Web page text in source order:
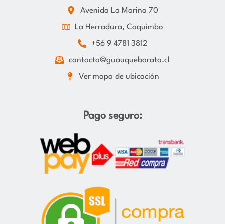
Avenida La Marina 70
La Herradura, Coquimbo
+56 9 4781 3812
contacto@guauquebarato.cl
Ver mapa de ubicación
Pago seguro: